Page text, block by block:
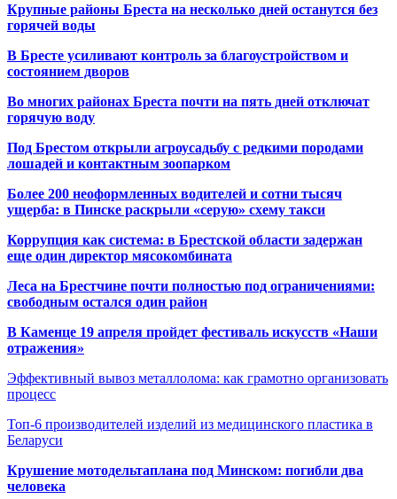
Крупные районы Бреста на несколько дней останутся без
горячей воды
В Бресте усиливают контроль за благоустройством и
состоянием дворов
Во многих районах Бреста почти на пять дней отключат
горячую воду
Под Брестом открыли агроусадьбу с редкими породами
лошадей и контактным зоопарком
Более 200 неоформленных водителей и сотни тысяч
ущерба: в Пинске раскрыли «серую» схему такси
Коррупция как система: в Брестской области задержан
еще один директор мясокомбината
Леса на Брестчине почти полностью под ограничениями:
свободным остался один район
В Каменце 19 апреля пройдет фестиваль искусств «Наши
отражения»
Эффективный вывоз металлолома: как грамотно организовать
процесс
Топ-6 производителей изделий из медицинского пластика в
Беларуси
Крушение мотодельтаплана под Минском: погибли два
человека